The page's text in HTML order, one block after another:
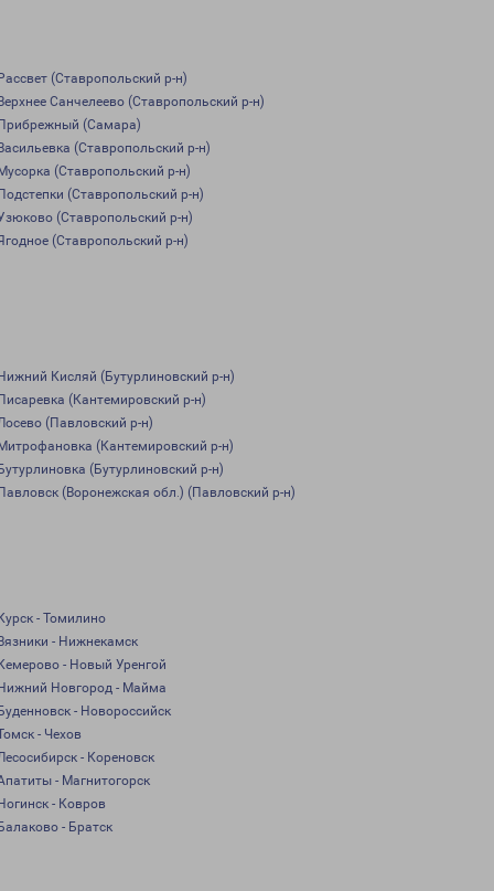
(Ставропольский р-н)
Санчелеево (Ставропольский р-н)
(Самара)
(Ставропольский р-н)
(Ставропольский р-н)
(Ставропольский р-н)
(Ставропольский р-н)
(Ставропольский р-н)
Кисляй (Бутурлиновский р-н)
(Кантемировский р-н)
(Павловский р-н)
(Кантемировский р-н)
(Бутурлиновский р-н)
(Воронежская обл.) (Павловский р-н)
- Томилино
- Нижнекамск
- Новый Уренгой
Новгород - Майма
- Новороссийск
- Чехов
- Кореновск
- Магнитогорск
- Ковров
- Братск